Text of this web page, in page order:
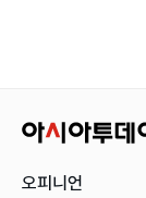
오피니언